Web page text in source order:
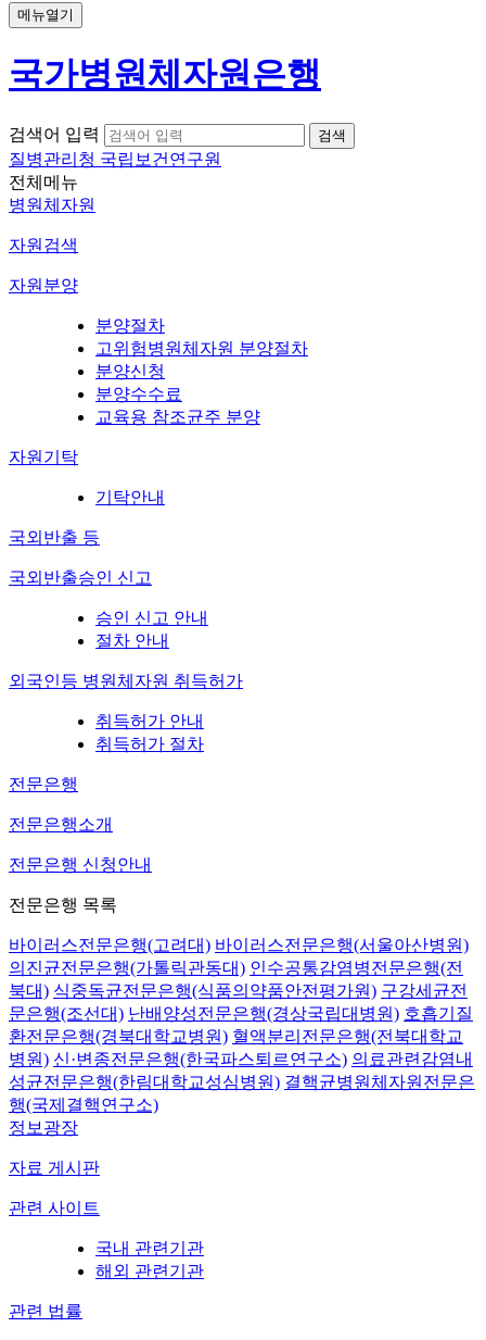
메뉴열기
국가병원체자원은행
검색어 입력
질병관리청 국립보건연구원
전체메뉴
병원체자원
자원검색
자원분양
분양절차
고위험병원체자원 분양절차
분양신청
분양수수료
교육용 참조균주 분양
자원기탁
기탁안내
국외반출 등
국외반출승인 신고
승인 신고 안내
절차 안내
외국인등 병원체자원 취득허가
취득허가 안내
취득허가 절차
전문은행
전문은행소개
전문은행 신청안내
전문은행 목록
바이러스전문은행(고려대) 바이러스전문은행(서울아산병원)
의진균전문은행(가톨릭관동대) 인수공통감염병전문은행(전
북대) 식중독균전문은행(식품의약품안전평가원) 구강세균전
문은행(조선대) 난배양성전문은행(경상국립대병원) 호흡기질
환전문은행(경북대학교병원) 혈액분리전문은행(전북대학교
병원) 신·변종전문은행(한국파스퇴르연구소) 의료관련감염내
성균전문은행(한림대학교성심병원) 결핵균병원체자원전문은
행(국제결핵연구소)
정보광장
자료 게시판
관련 사이트
국내 관련기관
해외 관련기관
관련 법률